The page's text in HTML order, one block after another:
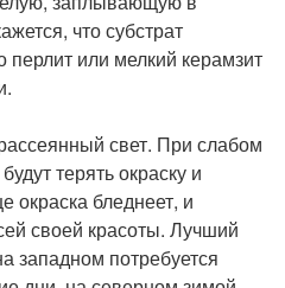
что субстрат
перлит или мелкий керамзит
свет. При слабом
терять окраску и
окраска бледнеет, и
своей красоты. Лучший
западном потребуется